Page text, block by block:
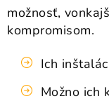
možnosť,
kompromisom.
Ich
Možno ich